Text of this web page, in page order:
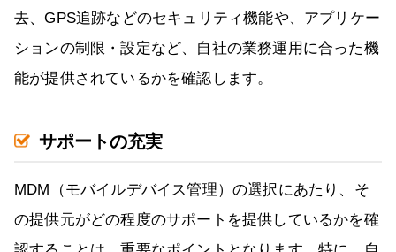
去、GPS追跡などのセキュリティ機能や、アプリケー
ションの制限・設定など、自社の業務運用に合った機
能が提供されているかを確認します。
サポートの充実
MDM（モバイルデバイス管理）の選択にあたり、そ
の提供元がどの程度のサポートを提供しているかを確